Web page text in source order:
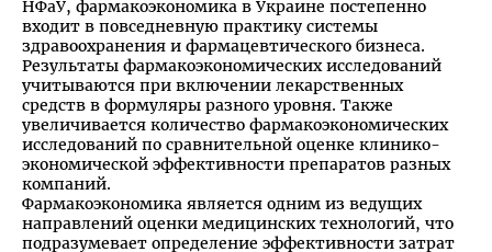
НФаУ, фармакоэкономика в Украине постепенно
входит в повседневную практику системы
здравоохранения и фармацевтического бизнеса.
Результаты фармакоэкономических исследований
учитываются при включении лекарственных
средств в формуляры разного уровня. Также
увеличивается количество фармакоэкономических
исследований по сравнительной оценке клинико-
экономической эффективности препаратов разных
компаний.
Фармакоэкономика является одним из ведущих
направлений оценки медицинских технологий, что
подразумевает определение эффективности затрат